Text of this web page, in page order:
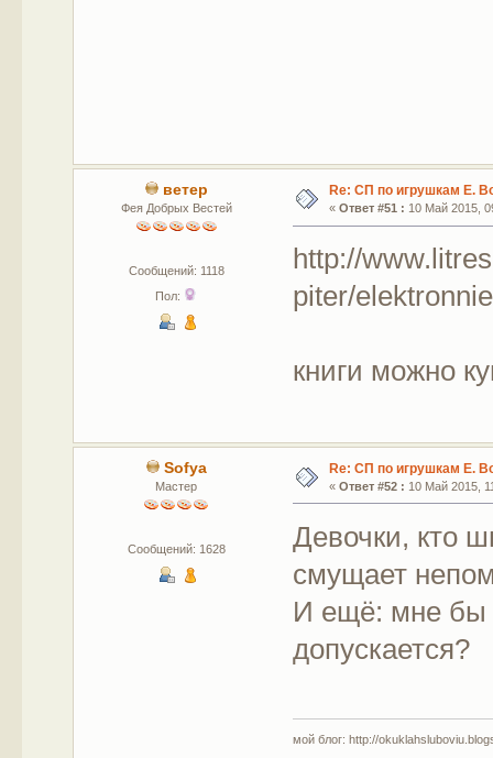
ветер
Фея Добрых Вестей
Сообщений: 1118
Пол:
Re: СП по игрушкам Е.
« Ответ #51 : 10 Май 2015,
http://
piter/
книги можно
Sofya
Мастер
Сообщений: 1628
Re: СП по игрушкам Е.
« Ответ #52 : 10 Май 2015,
Девочки, кто
смущает
И ещё: мне бы
допускается?
мой блог: http://